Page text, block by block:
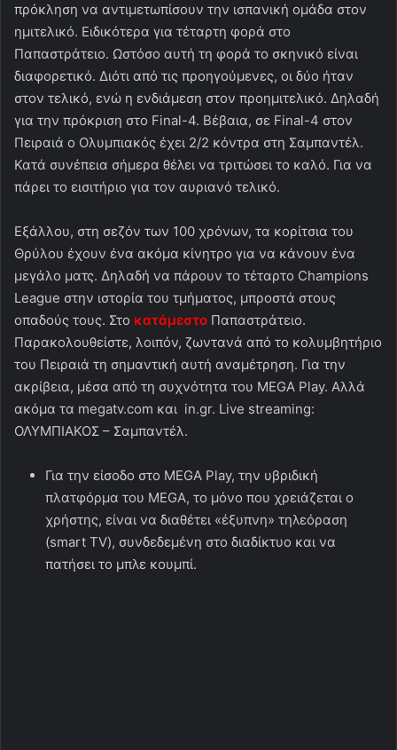
πρόκληση να αντιμετωπίσουν την ισπανική ομάδα στον
ημιτελικό. Ειδικότερα για τέταρτη φορά στο
Παπαστράτειο. Ωστόσο αυτή τη φορά το σκηνικό είναι
διαφορετικό. Διότι από τις προηγούμενες, οι δύο ήταν
στον τελικό, ενώ η ενδιάμεση στον προημιτελικό. Δηλαδή
για την πρόκριση στο Final-4. Βέβαια, σε Final-4 στον
Πειραιά ο Ολυμπιακός έχει 2/2 κόντρα στη Σαμπαντέλ.
Κατά συνέπεια σήμερα θέλει να τριτώσει το καλό. Για να
πάρει το εισιτήριο για τον αυριανό τελικό.
Εξάλλου, στη σεζόν των 100 χρόνων, τα κορίτσια του
Θρύλου έχουν ένα ακόμα κίνητρο για να κάνουν ένα
μεγάλο ματς. Δηλαδή να πάρουν το τέταρτο Champions
League στην ιστορία του τμήματος, μπροστά στους
οπαδούς τους. Στο κατάμεστο Παπαστράτειο.
Παρακολουθείστε, λοιπόν, ζωντανά από το κολυμβητήριο
του Πειραιά τη σημαντική αυτή αναμέτρηση. Για την
ακρίβεια, μέσα από τη συχνότητα του MEGA Play. Αλλά
ακόμα τα megatv.com και in.gr. Live streaming:
ΟΛΥΜΠΙΑΚΟΣ – Σαμπαντέλ.
Για την είσοδο στο MEGA Play, την υβριδική
πλατφόρμα του MEGA, το μόνο που χρειάζεται ο
χρήστης, είναι να διαθέτει «έξυπνη» τηλεόραση
(smart TV), συνδεδεμένη στο διαδίκτυο και να
πατήσει το μπλε κουμπί.